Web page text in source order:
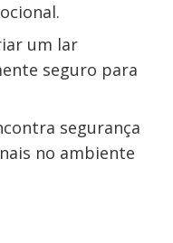
um lar
seguro para
segurança
no ambiente